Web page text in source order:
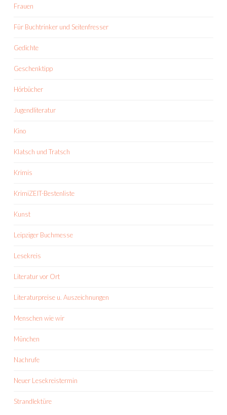
Frauen
Für Buchtrinker und Seitenfresser
Gedichte
Geschenktipp
Hörbücher
Jugendliteratur
Kino
Klatsch und Tratsch
Krimis
KrimiZEIT-Bestenliste
Kunst
Leipziger Buchmesse
Lesekreis
Literatur vor Ort
Literaturpreise u. Auszeichnungen
Menschen wie wir
München
Nachrufe
Neuer Lesekreistermin
Strandlektüre